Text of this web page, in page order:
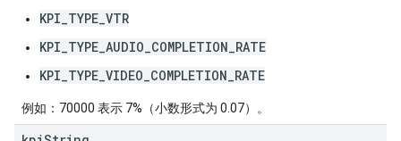
KPI_TYPE_VTR
KPI_TYPE_AUDIO_COMPLETION_RATE
KPI_TYPE_VIDEO_COMPLETION_RATE
例如：70000 表示 7%（小数形式为 0.07）。